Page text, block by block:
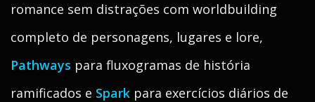
romance sem distrações com worldbuilding
completo de personagens, lugares e lore,
Pathways para fluxogramas de história
ramificados e Spark para exercícios diários de